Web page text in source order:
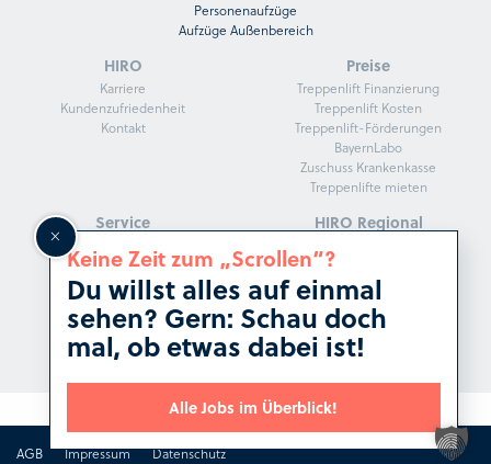
Personenaufzüge
Aufzüge Außenbereich
HIRO
Karriere
Kundenzufriedenheit
Kontakt
Preise
Treppenlift Finanzierung
Treppenlift Kosten
Treppenlift-Förderungen
BayernLabo
Zuschuss Krankenkasse
Treppenlifte mieten
Service
HIRO Fachberater
Darum HIRO
Herstellergarantie
Kunden beraten
Service und Montage
HIRO Magazin
HIRO Regional
Treppenlifte in Frankfurt
Treppenlifte in Stuttgart
Treppenlifte in Düsseldorf
Treppenlifte in Dresden
Treppenlifte in Hannover
AGB Impressum Datenschutz
Keine Zeit zum „Scrollen“?
Du willst alles auf einmal
sehen? Gern: Schau doch
mal, ob etwas dabei ist!
Alle Jobs im Überblick!